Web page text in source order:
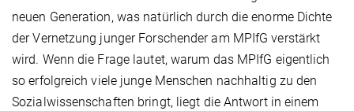
neuen Generation, was natürlich durch die enorme Dichte
der Vernetzung junger Forschender am MPIfG verstärkt
wird. Wenn die Frage lautet, warum das MPIfG eigentlich
so erfolgreich viele junge Menschen nachhaltig zu den
Sozialwissenschaften bringt, liegt die Antwort in einem